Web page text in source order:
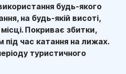
будь-якого
на будь-якій висоті,
Покриває збитки,
під час катання на лижах.
туристичного